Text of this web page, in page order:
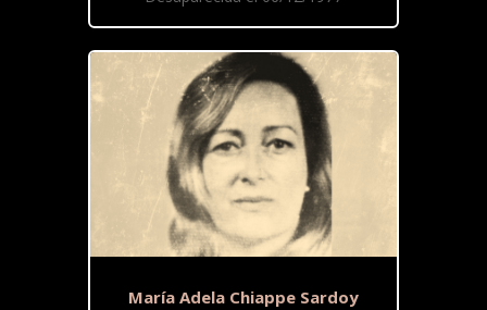
María Adela Chiappe Sardoy